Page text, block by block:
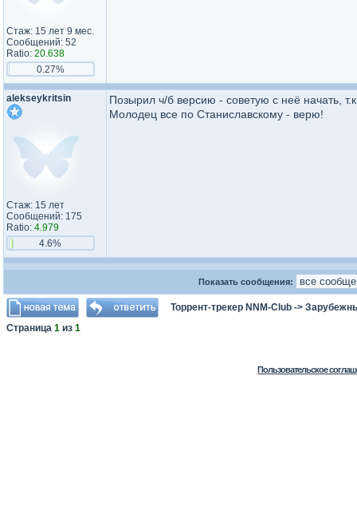
Стаж: 15 лет 9 мес.
Сообщений: 52
Ratio: 20.638
0.27%
alekseykritsin
Стаж: 15 лет
Сообщений: 175
Ratio: 4.979
4.6%
Позырил ч/б версию - советую с неё начать,
Молодец все по Станиславскому - верю!
Показать сообщения:
Торрент-трекер NNM-Club ->
Страница 1 из 1
Пользовательское